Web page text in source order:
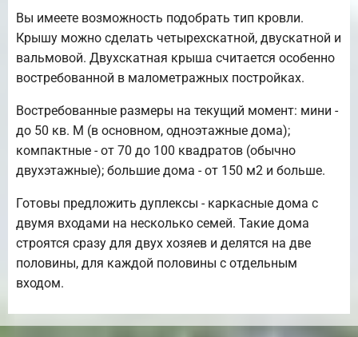
Вы имеете возможность подобрать тип кровли.
Крышу можно сделать четырехскатной, двускатной и
вальмовой. Двухскатная крыша считается особенно
востребованной в малометражных постройках.
Востребованные размеры на текущий момент: мини -
до 50 кв. М (в основном, одноэтажные дома);
компактные - от 70 до 100 квадратов (обычно
двухэтажные); большие дома - от 150 м2 и больше.
Готовы предложить дуплексы - каркасные дома с
двумя входами на несколько семей. Такие дома
строятся сразу для двух хозяев и делятся на две
половины, для каждой половины с отдельным
входом.